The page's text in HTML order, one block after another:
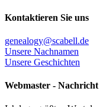
Kontaktieren Sie uns
genealogy@scabell.de
Unsere Nachnamen
Unsere Geschichten
Webmaster - Nachricht